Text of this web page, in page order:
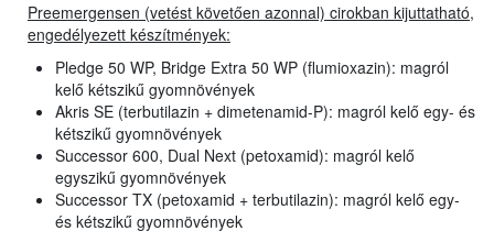
Preemergensen (vetést követően azonnal) cirokban kijuttatható,
engedélyezett készítmények:
Pledge 50 WP, Bridge Extra 50 WP (flumioxazin): magról
kelő kétszikű gyomnövények
Akris SE (terbutilazin + dimetenamid-P): magról kelő egy- és
kétszikű gyomnövények
Successor 600, Dual Next (petoxamid): magról kelő
egyszikű gyomnövények
Successor TX (petoxamid + terbutilazin): magról kelő egy-
és kétszikű gyomnövények